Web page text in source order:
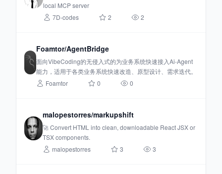
local MCP server
7D-codes
2 2
Foamtor/AgentBridge
面向VibeCoding的无侵入式的为业务系统快速接入Ai-Agent
能力，适用于各类业务系统快速改造、原型设计、需求迭代。
Foamtor
0 0
malopestorres/markupshift
🚀 Convert HTML into clean, downloadable React JSX or
TSX components.
malopestorres
3 3